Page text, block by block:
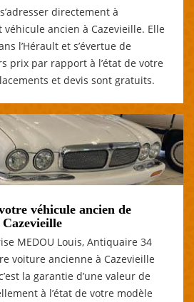
directement à
véhicule ancien à Cazevieille. Elle
l’Hérault et s’évertue de
prix par rapport à l’état de votre
et devis sont gratuits.
véhicule ancien de
MEDOU Louis, Antiquaire 34
voiture ancienne à Cazevieille
la garantie d’une valeur de
à l’état de votre modèle